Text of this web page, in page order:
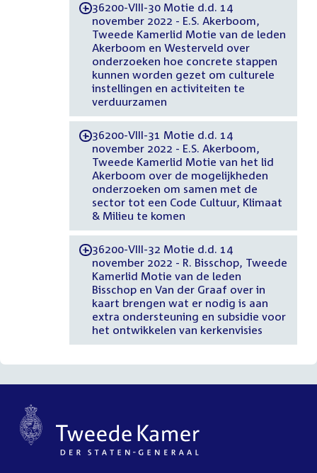
-36200-VIII-30 Motie d.d. 14
november 2022 - E.S. Akerboom,
Tweede Kamerlid Motie van de leden
Akerboom en Westerveld over
onderzoeken hoe concrete stappen
kunnen worden gezet om culturele
instellingen en activiteiten te
verduurzamen
-36200-VIII-31 Motie d.d. 14
november 2022 - E.S. Akerboom,
Tweede Kamerlid Motie van het lid
Akerboom over de mogelijkheden
onderzoeken om samen met de
sector tot een Code Cultuur, Klimaat
& Milieu te komen
-36200-VIII-32 Motie d.d. 14
november 2022 - R. Bisschop, Tweede
Kamerlid Motie van de leden
Bisschop en Van der Graaf over in
kaart brengen wat er nodig is aan
extra ondersteuning en subsidie voor
het ontwikkelen van kerkenvisies